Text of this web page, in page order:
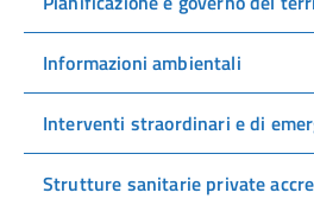
Informazioni ambientali
Interventi straordinari e di
Strutture sanitarie private